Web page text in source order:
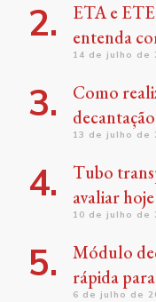
ETA e
entenda
14 de julho de
Como
13 de julho de
Tubo
avaliar hoje
10 de julho de
Módulo
rápida
6 de julho de